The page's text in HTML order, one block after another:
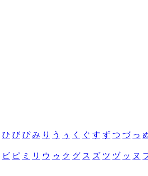
ひ び ぴ み り う ぅ く ぐ す ず つ づ っ
ビ ピ ミ リ ウ ゥ ク グ ス ズ ツ ヅ ッ ヌ